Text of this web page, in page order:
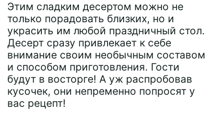
Этим сладким десертом можно не
только порадовать близких, но и
украсить им любой праздничный стол.
Десерт сразу привлекает к себе
внимание своим необычным составом
и способом приготовления. Гости
будут в восторге! А уж распробовав
кусочек, они непременно попросят у
вас рецепт!